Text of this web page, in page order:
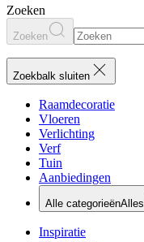
Zoeken
Zoeken
Zoekbalk sluiten
Raamdecoratie
Vloeren
Verlichting
Verf
Tuin
Aanbiedingen
Alle categorieënAlles
Inspiratie